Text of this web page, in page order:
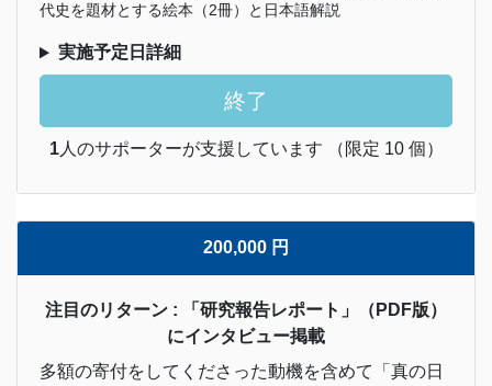
代史を題材とする絵本（2冊）と日本語解説
実施予定日詳細
終了
1人のサポーターが支援しています （限定 10 個）
200,000 円
注目のリターン : 「研究報告レポート」（PDF版）
にインタビュー掲載
多額の寄付をしてくださった動機を含めて「真の日